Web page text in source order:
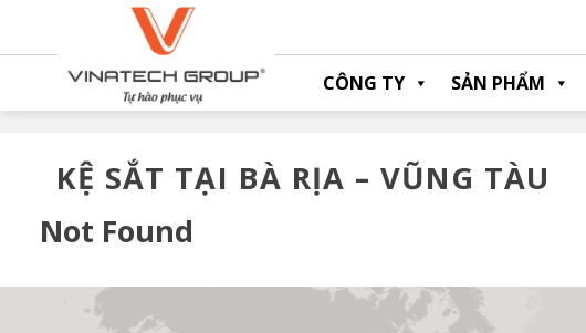
CÔNG TY SẢN PHẨM
KỆ SẮT TẠI BÀ RỊA – VŨNG TÀU
Not Found